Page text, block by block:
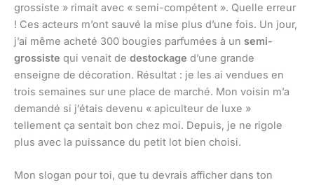
grossiste » rimait avec « semi-compétent ». Quelle erreur
! Ces acteurs m’ont sauvé la mise plus d’une fois. Un jour,
j’ai même acheté 300 bougies parfumées à un semi-
grossiste qui venait de destockage d’une grande
enseigne de décoration. Résultat : je les ai vendues en
trois semaines sur une place de marché. Mon voisin m’a
demandé si j’étais devenu « apiculteur de luxe »
tellement ça sentait bon chez moi. Depuis, je ne rigole
plus avec la puissance du petit lot bien choisi.
Mon slogan pour toi, que tu devrais afficher dans ton